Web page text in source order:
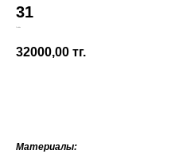
31
32000,00 тг.
Материалы: